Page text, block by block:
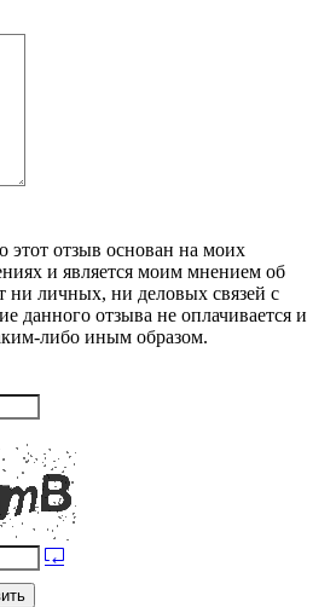
этот отзыв основан на моих
и является моим мнением об
ни личных, ни деловых связей с
данного отзыва не оплачивается и
либо иным образом.